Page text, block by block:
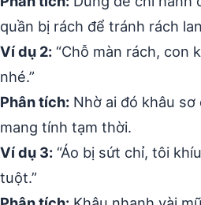
quần bị rách để tránh rách
Ví dụ 2: “Chỗ màn rách, con
nhé.”
Phân tích: Nhờ ai đó khâu sơ
mang tính tạm thời.
Ví dụ 3: “Áo bị sứt chỉ, tôi
tuột.”